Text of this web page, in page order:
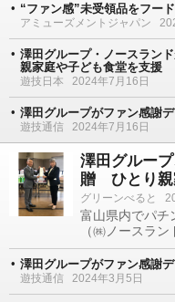
“ファン感”未受領品をフー
アミューズメントジャパン
澤田グループ・ノースラン
親家庭や子ども食堂を支援
遊技日本 2024年7月16日
澤田グループがファン感謝
遊技通信 2024年7月16日
澤田グルー
贈 ひとり親
グリーンべると
富山県内でパチ
（㈱ノースラン
澤田グループがファン感謝
遊技通信 2024年3月5日